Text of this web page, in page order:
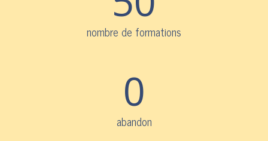
nombre de formations
0
abandon